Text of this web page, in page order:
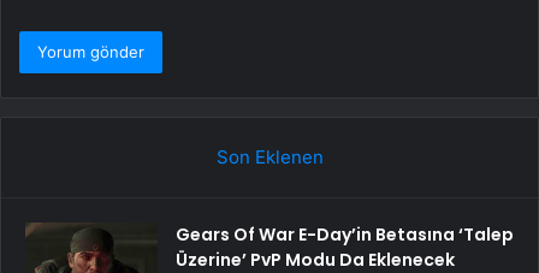
Son Eklenen
Gears Of War E-Day’in Betasına ‘Talep
Üzerine’ PvP Modu Da Eklenecek